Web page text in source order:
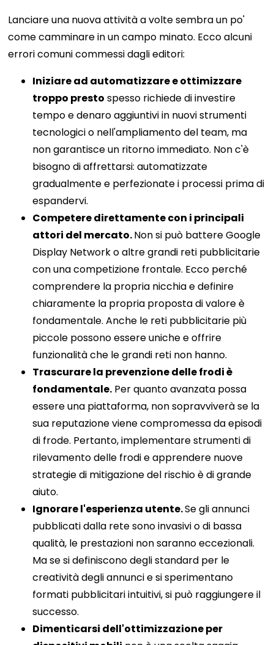
Lanciare una nuova attività a volte sembra un po'
come camminare in un campo minato. Ecco alcuni
errori comuni commessi dagli editori:
Iniziare ad automatizzare e ottimizzare
troppo presto spesso richiede di investire
tempo e denaro aggiuntivi in ​​nuovi strumenti
tecnologici o nell'ampliamento del team, ma
non garantisce un ritorno immediato. Non c'è
bisogno di affrettarsi: automatizzate
gradualmente e perfezionate i processi prima di
espandervi.
Competere direttamente con i principali
attori del mercato.Non si può battere Google
Display Network o altre grandi reti pubblicitarie
con una competizione frontale. Ecco perché
comprendere la propria nicchia e definire
chiaramente la propria proposta di valore è
fondamentale. Anche le reti pubblicitarie più
piccole possono essere uniche e offrire
funzionalità che le grandi reti non hanno.
Trascurare la prevenzione delle frodi è
fondamentale. Per quanto avanzata possa
essere una piattaforma, non sopravviverà se la
sua reputazione viene compromessa da episodi
di frode. Pertanto, implementare strumenti di
rilevamento delle frodi e apprendere nuove
strategie di mitigazione del rischio è di grande
aiuto.
Ignorare l'esperienza utente.Se gli annunci
pubblicati dalla rete sono invasivi o di bassa
qualità, le prestazioni non saranno eccezionali.
Ma se si definiscono degli standard per le
creatività degli annunci e si sperimentano
formati pubblicitari intuitivi, si può raggiungere il
successo.
Dimenticarsi dell'ottimizzazione per